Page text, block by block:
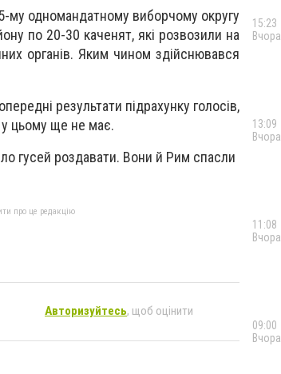
му одномандатному виборчому округу
по 20-30 каченят, які розвозили на
органів. Яким чином здійснювався
результати підрахунку голосів,
цьому ще не має.
гусей роздавати. Вони й Рим спасли
про це редакцію
Авторизуйтесь, щоб оцінити
15:23
Вчора
13:09
Вчора
11:08
Вчора
09:00
Вчора